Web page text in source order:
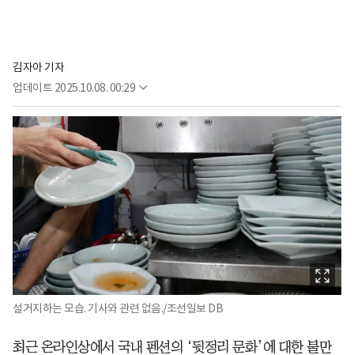
김자아 기자
업데이트 2025.10.08. 00:29
설거지하는 모습. 기사와 관련 없음./조선일보 DB
최근 온라인상에서 국내 펜션의 ‘뒷정리 문화’에 대한 불만